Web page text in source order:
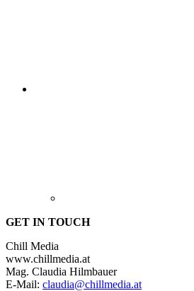
GET IN TOUCH
Chill Media
www.chillmedia.at
Mag. Claudia Hilmbauer
E-Mail: claudia@chillmedia.at